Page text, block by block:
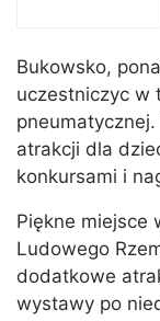
Bukowsko,
uczestniczyc w
atrakcji dla
konkursami i
Piękne miejsce
Ludowego
dodatkowe
wystawy po